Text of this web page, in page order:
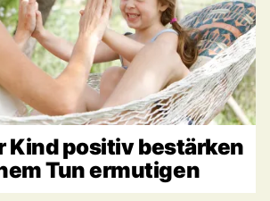
Kind positiv bestärken
Tun ermutigen